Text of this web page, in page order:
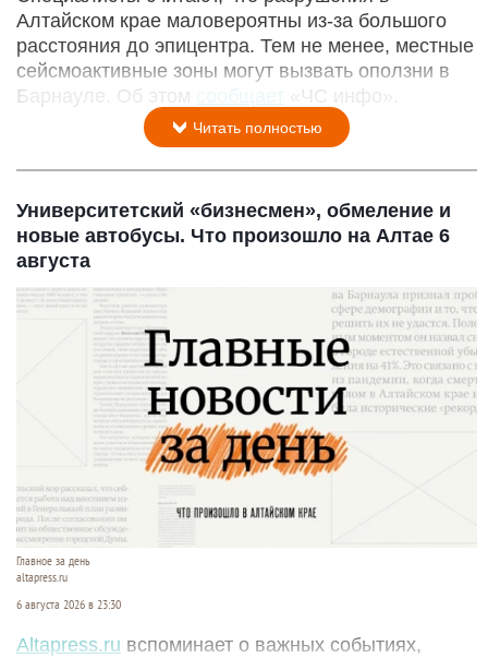
Алтайском крае маловероятны из-за большого
расстояния до эпицентра. Тем не менее, местные
сейсмоактивные зоны могут вызвать оползни в
Барнауле. Об этом
сообщает «ЧС инфо».
Читать полностью
Университетский «бизнесмен», обмеление и
новые автобусы. Что произошло на Алтае 6
августа
Главное за день
altapress.ru
6 августа 2026 в 23:30
Altapress.ru вспоминает о важных событиях,